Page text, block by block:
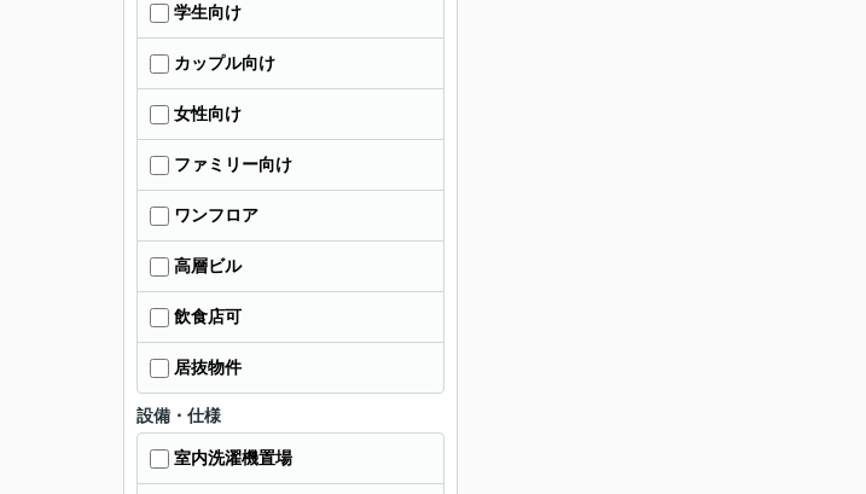
学生向け
カップル向け
女性向け
ファミリー向け
ワンフロア
高層ビル
飲食店可
居抜物件
設備・仕様
室内洗濯機置場